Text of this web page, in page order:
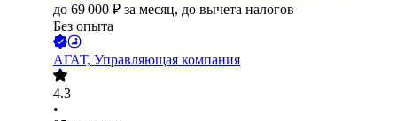
до 69 000 ₽ за месяц, до вычета налогов
Без опыта
АГАТ, Управляющая компания
4.3
•